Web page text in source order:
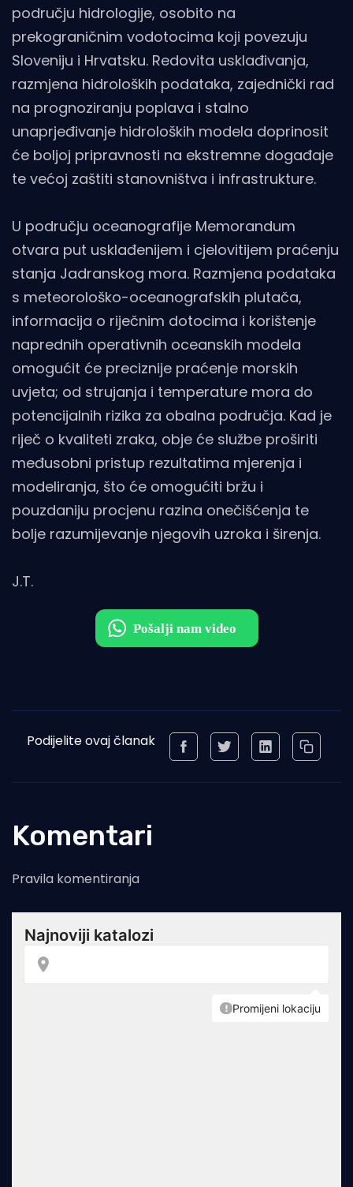
području hidrologije, osobito na
prekograničnim vodotocima koji povezuju
Sloveniju i Hrvatsku. Redovita usklađivanja,
razmjena hidroloških podataka, zajednički rad
na prognoziranju poplava i stalno
unaprjeđivanje hidroloških modela doprinosit
će boljoj pripravnosti na ekstremne događaje
te većoj zaštiti stanovništva i infrastrukture.
U području oceanografije Memorandum
otvara put usklađenijem i cjelovitijem praćenju
stanja Jadranskog mora. Razmjena podataka
s meteorološko-oceanografskih plutača,
informacija o riječnim dotocima i korištenje
naprednih operativnih oceanskih modela
omogućit će preciznije praćenje morskih
uvjeta; od strujanja i temperature mora do
potencijalnih rizika za obalna područja. Kad je
riječ o kvaliteti zraka, obje će službe proširiti
međusobni pristup rezultatima mjerenja i
modeliranja, što će omogućiti bržu i
pouzdaniju procjenu razina onečišćenja te
bolje razumijevanje njegovih uzroka i širenja.
J.T.
Podijelite ovaj članak
Komentari
Pravila komentiranja